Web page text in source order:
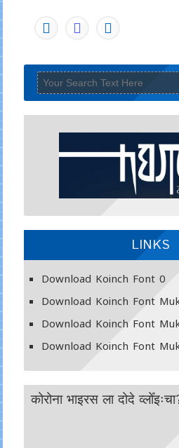
LINKS
Download Koinch Font0
Download Koinch Font
Download Koinch Font
Download Koinch Font
कोरोना भाइरस ला दोदे